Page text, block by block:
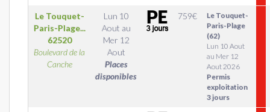
Le Touquet-
Paris-Plage...
62520
Boulevard de la
Canche
Lun 10
Aout au
Mer 12
Aout
Places
disponibles
759€
Le Touquet-
Paris-Plage
(62)
Lun 10 Aout
au Mer 12
Aout 2026
Permis
exploitation
3 jours